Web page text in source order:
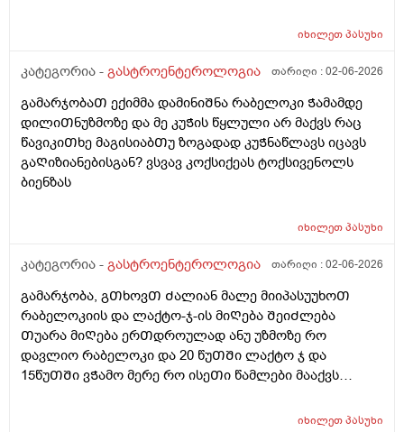
საშიშია? ამ პასუხით კენჭი ხომ არარის? 11 წლის
იხილეთპასუხი
კატეგორია - გასტროენტეროლოგია თარიღი :02-06-2026
გამარჯობაᲗ ექიმმა დამინიᲨნა რაბელოკი Ჭამამდე
დილიᲗნუზმოზე და მე კუᲭის წყლული არ მაქვს რაც
წავიკიᲗხე მაგისიაბᲗუ ზოგადად კუᲭნაწლავს იცავს
გაᲦიზიანებისგან? ვსვავ კოქსიქეას ტოქსივენოლს
ბიენზას
იხილეთპასუხი
კატეგორია - გასტროენტეროლოგია თარიღი :02-06-2026
გამარჯობა, გᲗხოვᲗ Ძალიან მალე მიიპასუუხოᲗ
რაბელოკიის და ლაქტო-ჯ-ის მიᲦება ᲨეიᲫლება
Თუარა მიᲦება ერᲗდროულად ანუ უზმოზე რო
დავლიო რაბელოკი და 20 წუᲗᲨი ლაქტო ჯ და
15წუᲗᲨი ვᲭამო მერე რო ისეᲗი წამლები მააქვს
მიდრეკილი ვარ და 26წლის ბიᲭი ვარ. ეს წამლები
იხილეთპასუხი